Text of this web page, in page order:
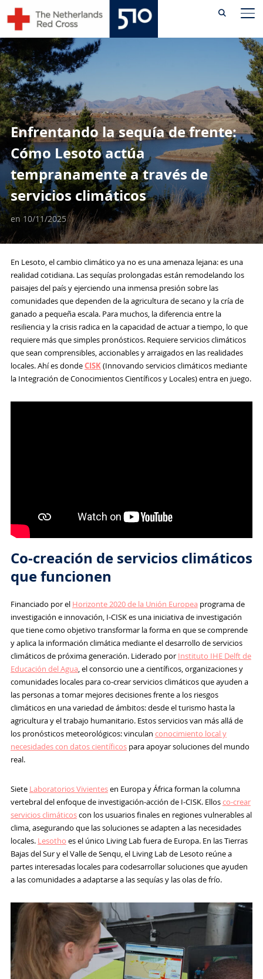
content
Enfrentando la sequía de frente:
Cómo Lesoto actúa
tempranamente a través de
servicios climáticos
en 10/11/2025
En Lesoto, el cambio climático ya no es una amenaza lejana: es una
realidad cotidiana. Las sequías prolongadas están remodelando los
paisajes del país y ejerciendo una inmensa presión sobre las
comunidades que dependen de la agricultura de secano y la cría de
ganado a pequeña escala. Para muchos, la diferencia entre la
resiliencia y la crisis radica en la capacidad de actuar a tiempo, lo que
requiere más que simples pronósticos. Requiere servicios climáticos
que sean comprensibles, accionables y arraigados en las realidades
locales. Ahí es dondeCISK(Innovando servicios climáticos mediante
la Integración de Conocimientos Científicos y Locales) entra en juego.
Co-creación de servicios climáticos
que funcionen
Financiado por el Horizonte 2020 de la Unión Europeaprograma de
investigación e innovación, I-CISK es una iniciativa de investigación
que tiene como objetivo transformar la forma en que se comprende
y aplica la información climática mediante el desarrollo de servicios
climáticos de próxima generación. Liderado por Instituto IHE Delft de
Educación del Agua, el consorcio une a científicos, organizaciones y
comunidades locales para co-crear servicios climáticos que ayuden a
las personas a tomar mejores decisiones frente a los riesgos
climáticos en una variedad de ámbitos: desde el turismo hasta la
agricultura y el trabajo humanitario. Estos servicios van más allá de
los pronósticos meteorológicos: vinculan conocimiento local y
necesidades con datos científicospara apoyar soluciones del mundo
real.
Siete Laboratorios Vivientesen Europa y África forman la columna
vertebral del enfoque de investigación-acción de I-CISK. Ellosco-crear
servicios climáticoscon los usuarios finales en regiones vulnerables al
clima, asegurando que las soluciones se adapten a las necesidades
locales. Lesotho es el único Living Lab fuera de Europa. En las Tierras
Bajas del Sur y el Valle de Senqu, el Living Lab de Lesoto reúne a
partes interesadas locales para codesarrollar soluciones que ayuden
a las comunidades a adaptarse a las sequías y las olas de frío.